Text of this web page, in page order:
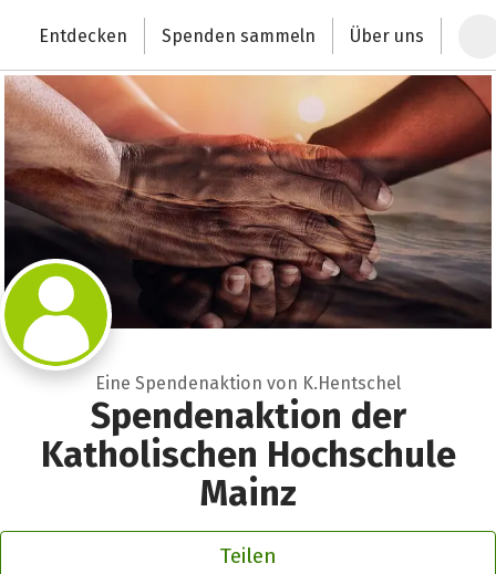
Deutschlands größte Spendenplattform
Entdecken Spenden sammeln Über uns
Eine Spendenaktion von K.Hentschel
Spendenaktion der
Katholischen Hochschule
Mainz
Teilen